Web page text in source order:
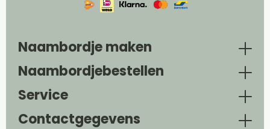
Naambordje maken
Naambordjebestellen
Service
Contactgegevens